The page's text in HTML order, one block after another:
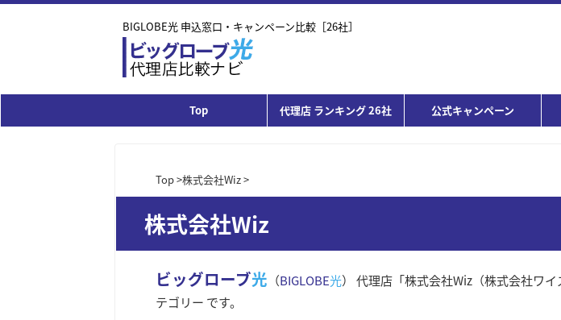
BIGLOBE光 申込窓口・キャンペーン比較［26社］
Top 代理店 ランキング 26社 公式キャンペーン
Top>株式会社Wiz>
株式会社Wiz
ビッグローブ光 （BIGLOBE光） 代理店「株式会社Wiz（株式会社ワ
テゴリー です。